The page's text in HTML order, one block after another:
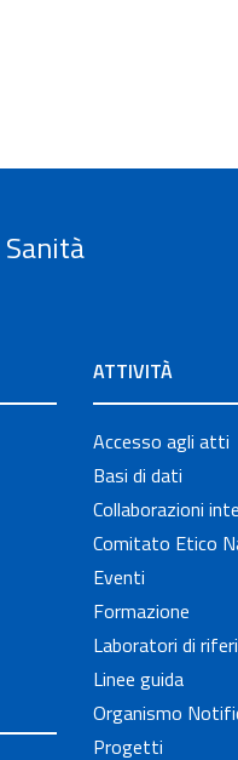
ATTIVITÀ
Accesso agli atti
Basi di dati
Collaborazioni
Comitato Etico
Eventi
Formazione
Laboratori di
Linee guida
Organismo
Progetti